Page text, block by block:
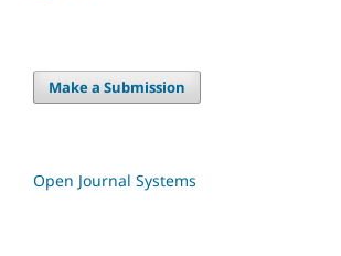
Make a Submission
Open Journal Systems